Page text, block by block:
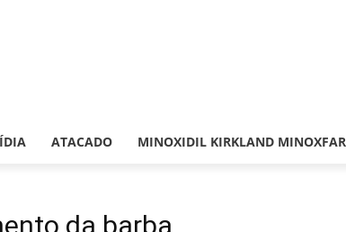
ATACADO MINOXIDIL KIRKLAND
da barba